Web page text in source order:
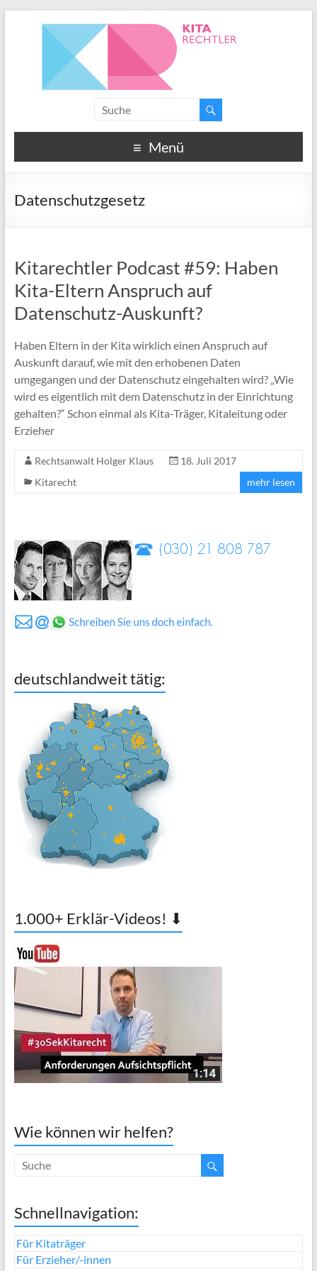
Menü
Datenschutzgesetz
Kitarechtler Podcast #59: Haben
Kita-Eltern Anspruch auf
Datenschutz-Auskunft?
Haben Eltern in der Kita wirklich einen Anspruch auf
Auskunft darauf, wie mit den erhobenen Daten
umgegangen und der Datenschutz eingehalten wird? „Wie
wird es eigentlich mit dem Datenschutz in der Einrichtung
gehalten?“ Schon einmal als Kita-Träger, Kitaleitung oder
Erzieher
Rechtsanwalt Holger Klaus
18. Juli 2017
Kitarecht
mehr lesen
deutschlandweit tätig:
1.000+ Erklär-Videos! ⬇
Wie können wir helfen?
Schnellnavigation:
Für Kitaträger
Für Erzieher/-innen